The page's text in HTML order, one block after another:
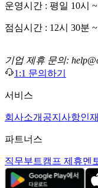
운영시간 : 평일 10시
점심시간 : 12시 30분 ~
기업 제휴 문의:
1:1 문의하기
서비스
회사소개 공지사항인
파트너스
직무부트캠프 제휴멘